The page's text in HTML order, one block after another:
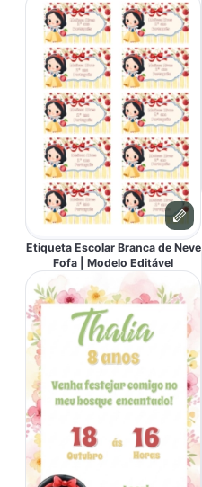
Etiqueta Escolar Branca de Neve
Fofa | Modelo Editável